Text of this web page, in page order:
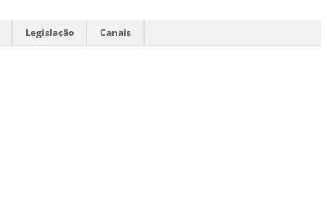
Legislação Canais